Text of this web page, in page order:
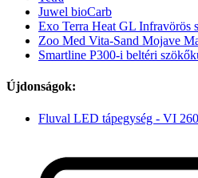
Juwel bioCarb
Exo Terra Heat GL Infravörös
Zoo Med Vita-Sand Mojave
Smartline P300-i beltéri
Újdonságok:
Fluval LED tápegység - VI